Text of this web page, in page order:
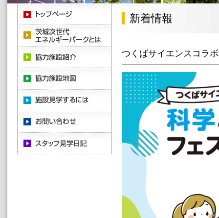
新着情報
つくばサイエンスコラ